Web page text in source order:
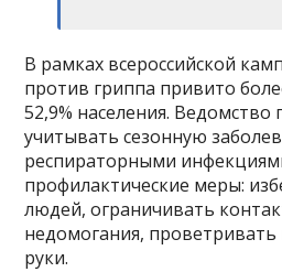
В рамках всероссийской
против гриппа привито
52,9% населения.
учитывать сезонную
респираторными
профилактические меры:
людей, ограничивать
недомогания,
руки.